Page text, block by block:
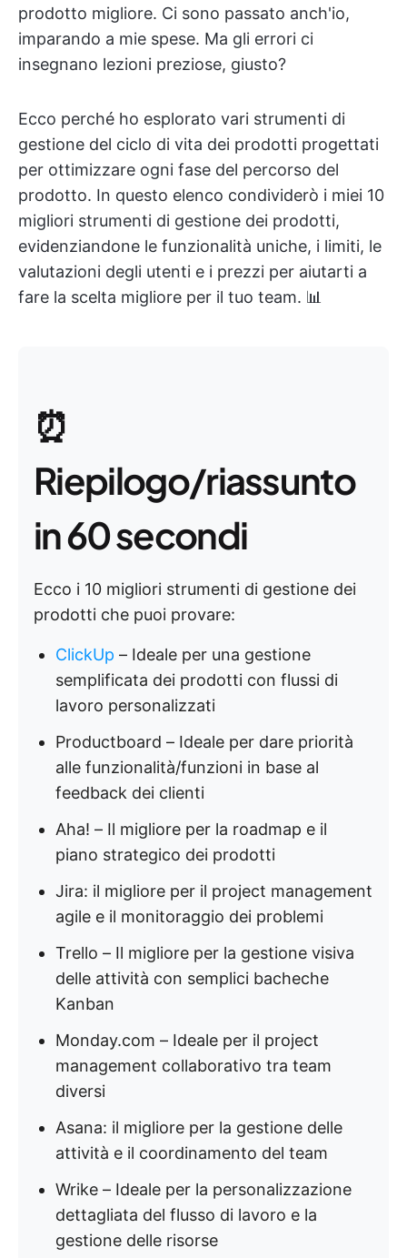
prodotto migliore. Ci sono passato anch'io,
imparando a mie spese. Ma gli errori ci
insegnano lezioni preziose, giusto?
Ecco perché ho esplorato vari strumenti di
gestione del ciclo di vita dei prodotti progettati
per ottimizzare ogni fase del percorso del
prodotto. In questo elenco condividerò i miei 10
migliori strumenti di gestione dei prodotti,
evidenziandone le funzionalità uniche, i limiti, le
valutazioni degli utenti e i prezzi per aiutarti a
fare la scelta migliore per il tuo team. 📊
⏰
Riepilogo/riassunto
in 60 secondi
Ecco i 10 migliori strumenti di gestione dei
prodotti che puoi provare:
ClickUp – Ideale per una gestione
semplificata dei prodotti con flussi di
lavoro personalizzati
Productboard – Ideale per dare priorità
alle funzionalità/funzioni in base al
feedback dei clienti
Aha! – Il migliore per la roadmap e il
piano strategico dei prodotti
Jira: il migliore per il project management
agile e il monitoraggio dei problemi
Trello – Il migliore per la gestione visiva
delle attività con semplici bacheche
Kanban
Monday.com – Ideale per il project
management collaborativo tra team
diversi
Asana: il migliore per la gestione delle
attività e il coordinamento del team
Wrike – Ideale per la personalizzazione
dettagliata del flusso di lavoro e la
gestione delle risorse